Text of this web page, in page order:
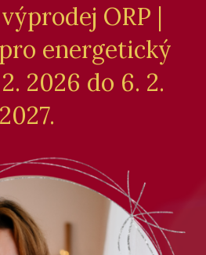
ORP |
energetický
2026 do 6. 2.
2027.